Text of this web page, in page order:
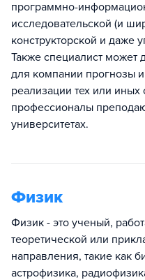
программно-
исследовательской (и
конструкторской и даже
Также специалист
для компании прогнозы и
реализации тех или
профессионалы
университетах.
Физик
Физик - это ученый,
теоретической или
направления, такие как
астрофизика,